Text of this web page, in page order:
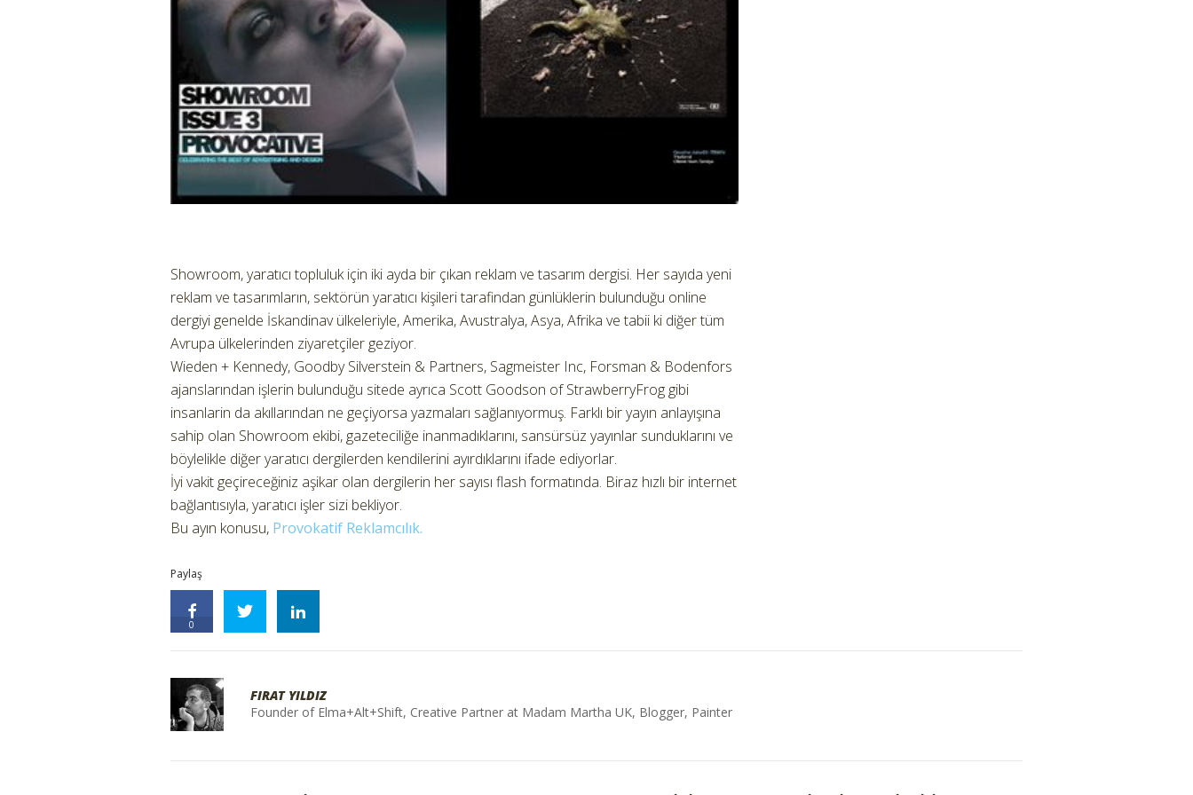
Showroom, yaratıcı topluluk için iki ayda bir çıkan reklam ve tasarım dergisi. Her sayıda yeni
reklam ve tasarımların, sektörün yaratıcı kişileri tarafindan günlüklerin bulunduğu online
dergiyi genelde İskandinav ülkeleriyle, Amerika, Avustralya, Asya, Afrika ve tabii ki diğer tüm
Avrupa ülkelerinden ziyaretçiler geziyor.
Wieden + Kennedy, Goodby Silverstein & Partners, Sagmeister Inc, Forsman & Bodenfors
ajanslarından işlerin bulunduğu sitede ayrıca Scott Goodson of StrawberryFrog gibi
insanlarin da akıllarından ne geçiyorsa yazmaları sağlanıyormuş. Farklı bir yayın anlayışına
sahip olan Showroom ekibi, gazeteciliğe inanmadıklarını, sansürsüz yayınlar sunduklarını ve
böylelikle diğer yaratıcı dergilerden kendilerini ayırdıklarını ifade ediyorlar.
İyi vakit geçireceğiniz aşikar olan dergilerin her sayısı flash formatında. Biraz hızlı bir internet
bağlantısıyla, yaratıcı işler sizi bekliyor.
Bu ayın konusu, Provokatif Reklamcılık.
Paylaş
0
FIRAT YILDIZ
Founder of Elma+Alt+Shift, Creative Partner at Madam Martha UK, Blogger, Painter